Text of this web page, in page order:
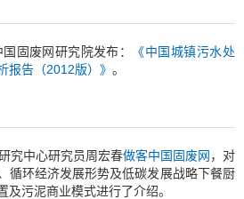
固废网研究院发布：
《中国城镇污水处
报告（2012版）》 。
究中心研究员周宏春做客中国固废网 ，对
循环经济发展形势及低碳发展战略下餐厨
及污泥商业模式进行了介绍。